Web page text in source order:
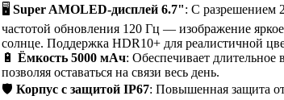
🖥 Super AMOLED-дисплей 6.7": С разрешением
частотой обновления 120 Гц — изображение
солнце. Поддержка HDR10+ для реалистичной
🔋 Ёмкость 5000 мАч: Обеспечивает длительное
позволяя оставаться на связи весь день.
🛡 Корпус с защитой IP67: Повышенная защита